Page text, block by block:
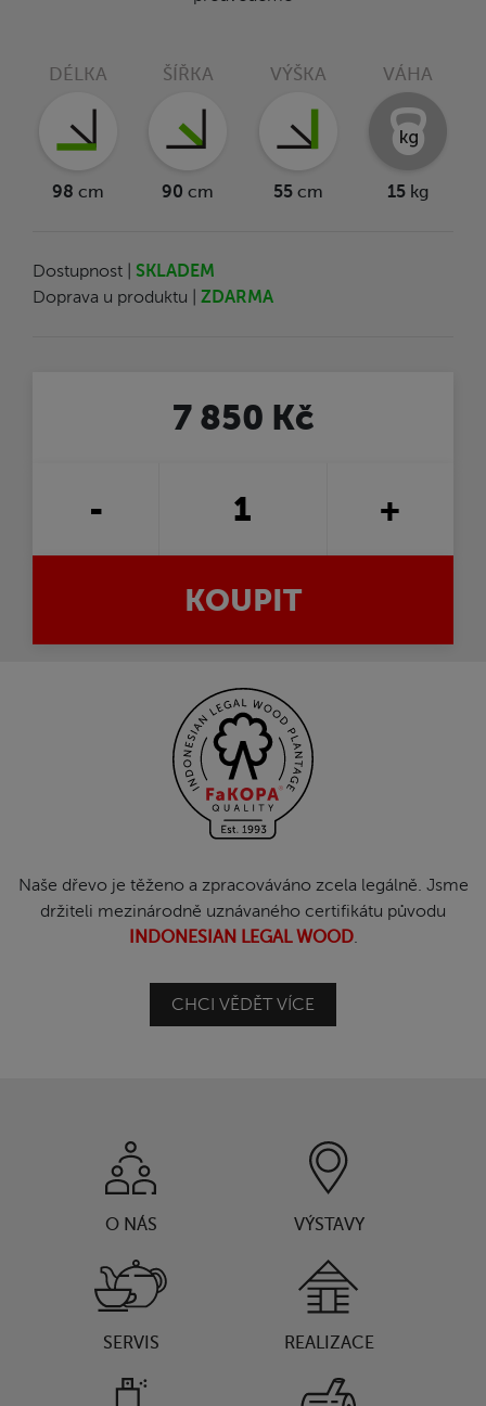
DÉLKA
98 cm
ŠÍŘKA
90cm
VÝŠKA
55 cm
VÁHA
15 kg
Dostupnost | SKLADEM
Doprava u produktu | ZDARMA
7 850 Kč
- +
KOUPIT
Naše dřevo je těženo a zpracováváno zcela legálně. Jsme
držiteli mezinárodně uznávaného certifikátu původu
INDONESIAN LEGAL WOOD.
CHCI VĚDĚT VÍCE
O NÁS VÝSTAVY
SERVIS REALIZACE